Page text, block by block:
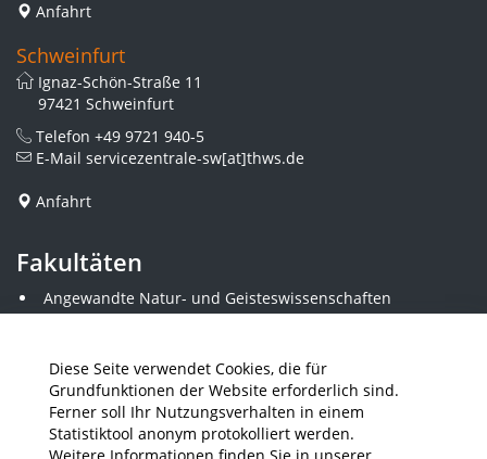
Diese Seite verwendet Cookies, die für
Grundfunktionen der Website erforderlich sind.
Ferner soll Ihr Nutzungsverhalten in einem
Statistiktool anonym protokolliert werden.
Anfahrt
Schweinfurt
Ignaz-Schön-Straße 11
97421 Schweinfurt
Telefon +49 9721 940-5
E-Mail servicezentrale-sw[at]thws.de
Anfahrt
Fakultäten
Angewandte Natur- und Geisteswissenschaften
Angewandte Sozialwissenschaften
Elektrotechnik
Gestaltung
Informatik und Wirtschaftsinformatik
Kunststofftechnik und Vermessung
Maschinenbau